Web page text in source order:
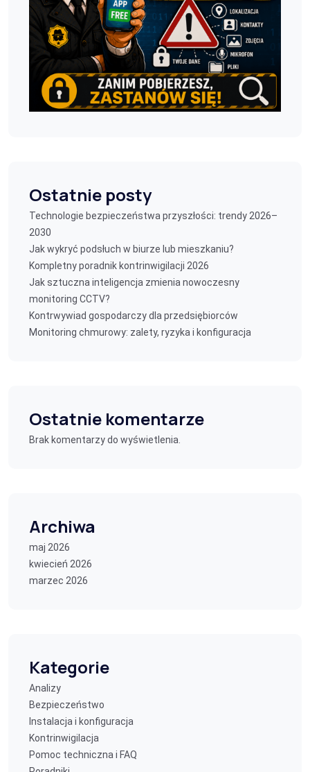
Ostatnie posty
Technologie bezpieczeństwa przyszłości: trendy 2026–
2030
Jak wykryć podsłuch w biurze lub mieszkaniu?
Kompletny poradnik kontrinwigilacji 2026
Jak sztuczna inteligencja zmienia nowoczesny
monitoring CCTV?
Kontrwywiad gospodarczy dla przedsiębiorców
Monitoring chmurowy: zalety, ryzyka i konfiguracja
Ostatnie komentarze
Brak komentarzy do wyświetlenia.
Archiwa
maj 2026
kwiecień 2026
marzec 2026
Kategorie
Analizy
Bezpieczeństwo
Instalacja i konfiguracja
Kontrinwigilacja
Pomoc techniczna i FAQ